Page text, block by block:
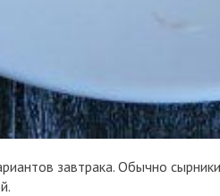
завтрака. Обычно